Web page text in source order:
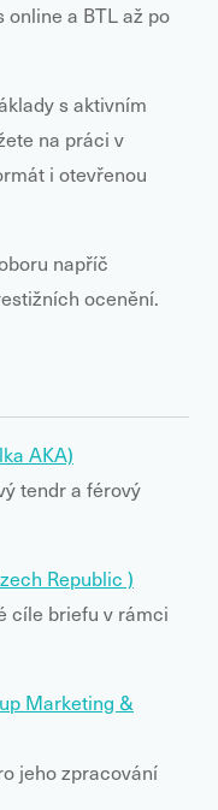
online a BTL až po
s aktivním
na práci v
i otevřenou
napříč
ocenění.
AKA)
tendr a férový
Republic )
cíle briefu v rámci
Marketing &
jeho zpracování